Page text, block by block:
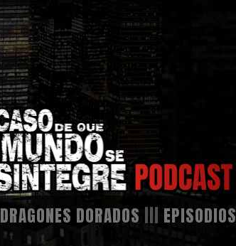
DRAGONES DORADOS EPISODIOS